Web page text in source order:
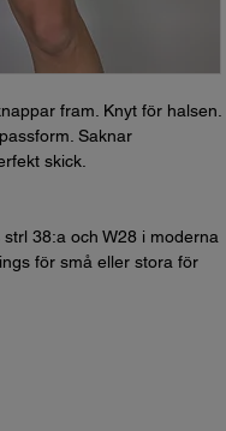
fram. Knyt för halsen.
Saknar
skick.
38:a och W28 i moderna
för små eller stora för